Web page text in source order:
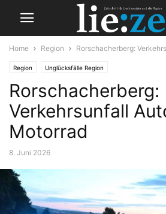
Home Region Rorschacherberg:
Region Unglücksfälle Region
Rorschacherberg:
Verkehrsunfall
Motorrad
8. Juni 2026